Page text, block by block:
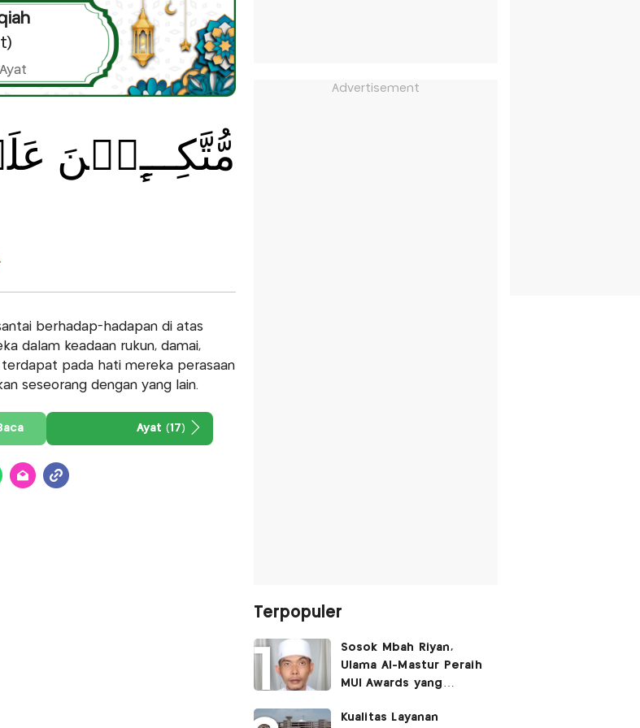
مُّتَّكِـــِٕيۡنَ
berhadap-hadapan di atas
dalam keadaan rukun, damai,
pada hati mereka perasaan
seseorang dengan yang lain.
Ayat (17)
Advertisement
Terpopuler
Sosok Mbah Riyan,
Ulama Al-Mastur Peraih
MUI Awards yang
Tukang Bangunan
Kualitas Layanan